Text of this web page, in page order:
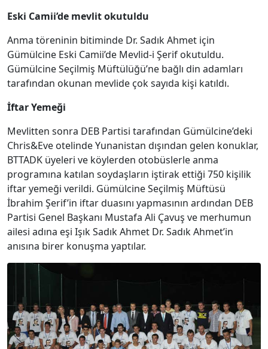
Eski Camii’de mevlit okutuldu
Anma töreninin bitiminde Dr. Sadık Ahmet için
Gümülcine Eski Camii’de Mevlid-i Şerif okutuldu.
Gümülcine Seçilmiş Müftülüğü’ne bağlı din adamları
tarafından okunan mevlide çok sayıda kişi katıldı.
İftar Yemeği
Mevlitten sonra DEB Partisi tarafından Gümülcine’deki
Chris&Eve otelinde Yunanistan dışından gelen konuklar,
BTTADK üyeleri ve köylerden otobüslerle anma
programına katılan soydaşların iştirak ettiği 750 kişilik
iftar yemeği verildi. Gümülcine Seçilmiş Müftüsü
İbrahim Şerif’in iftar duasını yapmasının ardından DEB
Partisi Genel Başkanı Mustafa Ali Çavuş ve merhumun
ailesi adına eşi Işık Sadık Ahmet Dr. Sadık Ahmet’in
anısına birer konuşma yaptılar.